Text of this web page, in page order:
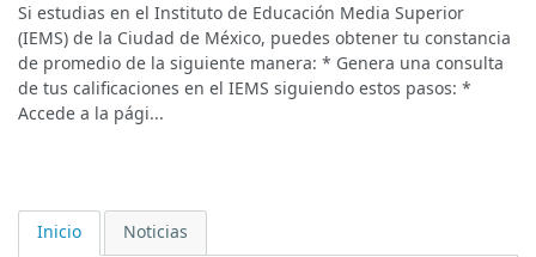
Inicio Noticias
Si estudias en el Instituto de Educación Media Superior
(IEMS) de la Ciudad de México, puedes obtener tu constancia
de promedio de la siguiente manera: * Genera una consulta
de tus calificaciones en el IEMS siguiendo estos pasos: *
Accede a la pági...